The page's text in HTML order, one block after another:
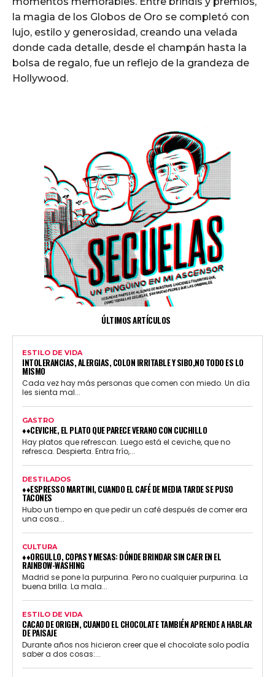
la magia de los Globos de Oro se completó con
lujo, estilo y generosidad, creando una velada
donde cada detalle, desde el champán hasta la
bolsa de regalo, fue un reflejo de la grandeza de
Hollywood.
ÚLTIMOS ARTÍCULOS
ESTILO DE VIDA
INTOLERANCIAS, ALERGIAS, COLON IRRITABLE Y SIBO,NO TODO ES LO
MISMO
Cada vez hay más personas que comen con miedo. Un día
les sienta mal...
GASTRO
♦♦CEVICHE, EL PLATO QUE PARECE VERANO CON CUCHILLO
Hay platos que refrescan. Luego está el ceviche, que no
refresca. Despierta. Entra frío,...
DESTILADOS
♦♦ESPRESSO MARTINI, CUANDO EL CAFÉ DE MEDIA TARDE SE PUSO
TACONES
Hubo un tiempo en que pedir un café después de comer era
una cosa...
CULTURA
♦♦ORGULLO, COPAS Y MESAS: DÓNDE BRINDAR SIN CAER EN EL
RAINBOW-WASHING
Madrid se pone la purpurina. Pero no cualquier purpurina. La
buena brilla. La mala...
ESTILO DE VIDA
CACAO DE ORIGEN, CUANDO EL CHOCOLATE TAMBIÉN APRENDE A HABLAR
DE PAISAJE
Durante años nos hicieron creer que el chocolate solo podía
saber a dos cosas:...